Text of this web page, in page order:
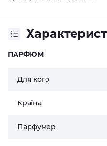
ПАРФЮМ
Для кого
Країна
Парфумер